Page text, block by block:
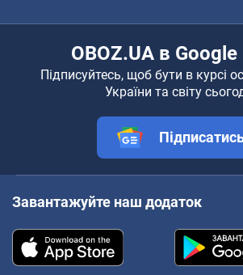
OBOZ.UA в
Підписуйтесь, щоб бути в курсі
України та світу
Завантажуйте наш додаток